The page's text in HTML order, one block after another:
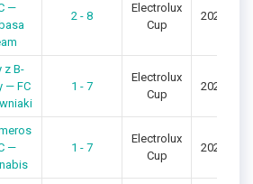
—
2 - 8
Electrolux
Cup
2024/
z B-
— FC
1 - 7
Electrolux
Cup
2024/
—
1 - 7
Electrolux
Cup
2024/